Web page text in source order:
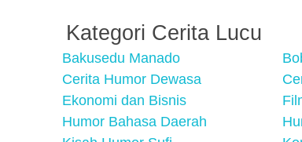
Kategori Cerita Lucu
Bakusedu Manado
Cerita Humor Dewasa
Ekonomi dan Bisnis
Humor Bahasa Daerah